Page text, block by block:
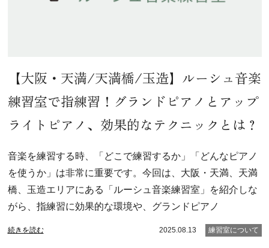
【大阪・天満/天満橋/玉造】ルーシュ音楽
練習室で指練習！グランドピアノとアップ
ライトピアノ、効果的なテクニックとは？
音楽を練習する時、「どこで練習するか」「どんなピアノ
を使うか」は非常に重要です。今回は、大阪・天満、天満
橋、玉造エリアにある「ルーシュ音楽練習室」を紹介しな
がら、指練習に効果的な環境や、グランドピアノ
続きを読む 2025.08.13 練習室について